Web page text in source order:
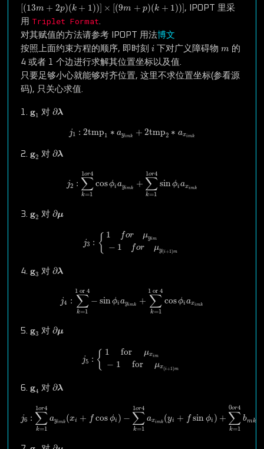
[(13m + 2p)(k + 1))] × [(9m + p)(k + 1))]
[(13 + p k+ ) ]× [(9 m+p + ) ]
, IPOPT 里采
用 Triplet Format.
对其赋值的方法请参考 IPOPT 用法博文
按照上面约束方程的顺序, 即时刻 i 下对广义障碍物 m
m 的
4 或者 1 个边进行求解其位置坐标以及值.
只要足够小心就能够对齐位置, 这里不求位置坐标(参看源
码), 只关心求值.
1. g1
g1 对 ∂λ
∂λ
j1 : 2tmp1 ∗ ayimk + 2tmp2 ∗ aximk
1 2tmp ∗a + 2tmp ∗
2. g2
g2 对 ∂λ
∂λ
j2 :
1or4
∑
k=1
cosϕi ayimk +
1or4
∑
k=1
sinϕi aximk
k 1 yi mk
3. g2
g2 对 ∂μ
∂μ
j3 : { 1 for μyim
− 1 for μy(i+1)m
for m
4. g3
g3 对 ∂λ
∂λ
j4 :
1 or 4
∑
k=1
− sinϕi ayimk +
1 or 4
∑
k=1
cosϕi aximk
k 1 im k+
5. g3
g3 对 ∂μ
∂μ
j5 : { 1 for μxim
− 1 for μx(i+1)m
for xi
6. g4
g4 对 ∂λ
∂λ
j6 :
1or4
∑
k=1
ayimk (xi + f cos ϕi ) −
1or4
∑
k=1
aximk (yi + f sin ϕi ) +
0or4
∑
k=1
bmk
k 1 ) ∑ sin i
g4 ∂μ